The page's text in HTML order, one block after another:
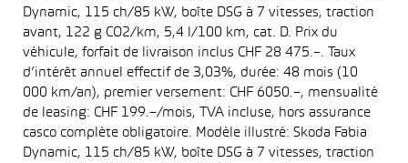
Dynamic, 115 ch/85 kW, boîte DSG à 7 vitesses, traction
avant, 122 g CO2/km, 5,4 l/100 km, cat. D. Prix du
véhicule, forfait de livraison inclus CHF 28 475.–. Taux
d’intérêt annuel effectif de 3,03%, durée: 48 mois (10
000 km/an), premier versement: CHF 6050.–, mensualité
de leasing: CHF 199.–/mois, TVA incluse, hors assurance
casco complète obligatoire. Modèle illustré: Skoda Fabia
Dynamic, 115 ch/85 kW, boîte DSG à 7 vitesses, traction